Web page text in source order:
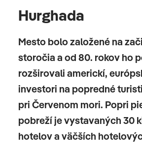
Hurghada
Mesto bolo založené na
storočia a od 80. rokov ho
rozširovali americkí,
investori na popredné
pri Červenom mori. Popri
pobreží je vystavaných 30
hotelov a väčších